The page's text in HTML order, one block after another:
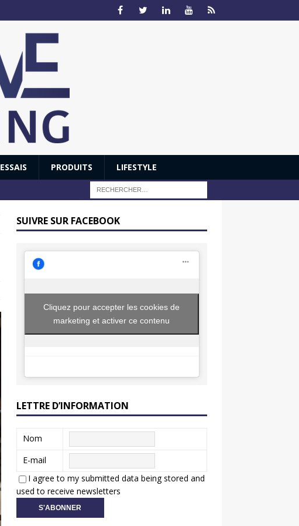
ESSAIS PRODUITS LIFESTYLE
SUIVRE SUR FACEBOOK
Cliquez pour accepter les cookies de
marketing et activer ce contenu
LETTRE D’INFORMATION
Nom
E-mail
I agree to my submitted data being stored and
used to receive newsletters